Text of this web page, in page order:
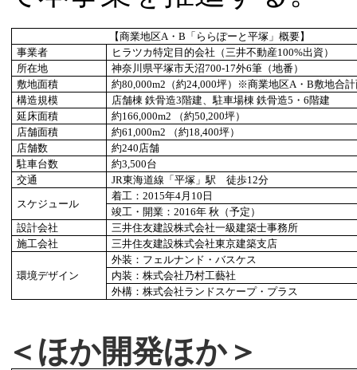
【商業地区A・B「ららぽーと平塚」概要】
事業者
ヒラツカ特定目的会社（三井不動産100%出資）
所在地
神奈川県平塚市天沼700-17外6筆（地番）
敷地面積
約80,000m2（約24,000坪）※商業地区A・B敷地合
構造規模
店舗棟 鉄骨造3階建、駐車場棟 鉄骨造5・6階建
延床面積
約166,000m2 （約50,200坪）
店舗面積
約61,000m2 （約18,400坪）
店舗数
約240店舗
駐車台数
約3,500台
交通
JR東海道線「平塚」駅 徒歩12分
スケジュール
着工：2015年4月10日
竣工・開業：2016年 秋（予定）
設計会社
三井住友建設株式会社一級建築士事務所
施工会社
三井住友建設株式会社東京建築支店
環境デザイン
外装：フェルナンド・バスケス
内装：株式会社乃村工藝社
外構：株式会社ランドスケープ・プラス
＜ほか開発ほか＞